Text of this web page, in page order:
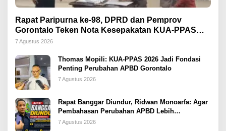
Rapat Paripurna ke-98, DPRD dan Pemprov
Gorontalo Teken Nota Kesepakatan KUA-PPAS
2026
7 Agustus 2026
Thomas Mopili: KUA-PPAS 2026 Jadi Fondasi
Penting Perubahan APBD Gorontalo
7 Agustus 2026
Rapat Banggar Diundur, Ridwan Monoarfa: Agar
Pembahasan Perubahan APBD Lebih
Komprehensif
7 Agustus 2026